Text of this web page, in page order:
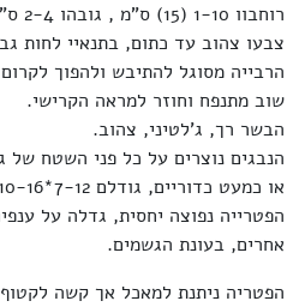
רוחבוו
צבעו צהוב עד כתום, בתנאיי לחות
הרבייה מסוגל להתיבש ולהפוך
שוב מתנפח וחוזר למראה הקרישי.
הבשר רך, ג'לטיני, צהוב.
הנבגים נוצרים על כל פני השטח של
או כמעט כדוריים, גודלם 7-12*10-16 מיקרון, חלקים וחסרי-צבע.
הפטרייה נפוצה יחסית, גדלה על
אחרים, בעונת הגשמים.
הפטריה ניתנת למאכל אך קשה